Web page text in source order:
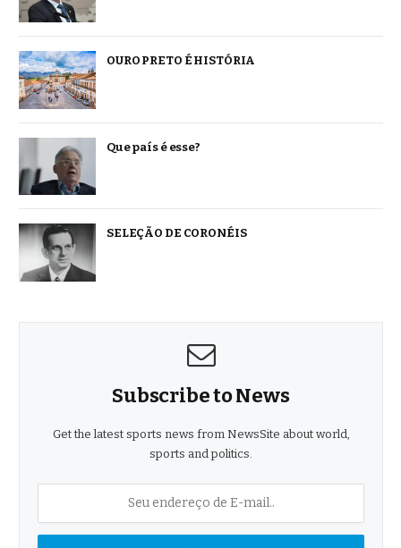
OURO PRETO É HISTÓRIA
Que país é esse?
SELEÇÃO DE CORONÉIS
Subscribe to News
Get the latest sports news from NewsSite about world,
sports and politics.